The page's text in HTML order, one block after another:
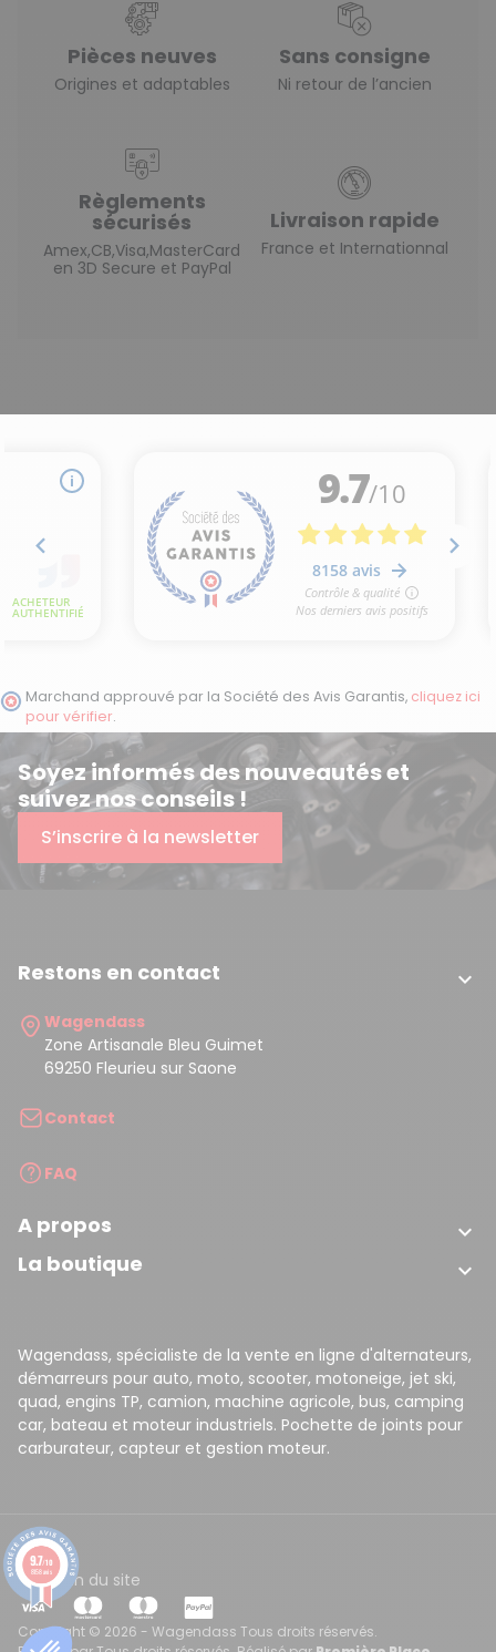
Pièces neuves
Origines et adaptables
Sans consigne
Ni retour de l’ancien
Règlements
sécurisés
Amex,CB,Visa,MasterCard
en 3D Secure et PayPal
Livraison rapide
France et Internationnal
Marchand approuvé par la Société des Avis Garantis, cliquez ici
pour vérifier.
Soyez informés des nouveautés et
suivez nos conseils !
S’inscrire à la newsletter
Restons en contact 
Wagendass
Zone Artisanale Bleu Guimet
69250 Fleurieu sur Saone
Contact
FAQ
A propos 
La boutique 
Wagendass, spécialiste de la vente en ligne d'alternateurs,
démarreurs pour auto, moto, scooter, motoneige, jet ski,
quad, engins TP, camion, machine agricole, bus, camping
car, bateau et moteur industriels. Pochette de joints pour
carburateur, capteur et gestion moteur.
CGVPlan du site
Copyright © 2026 - Wagendass Tous droits réservés.
9.7/10
8158 avis